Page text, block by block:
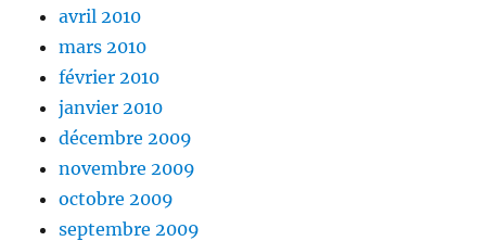
avril 2010
mars 2010
février 2010
janvier 2010
décembre 2009
novembre 2009
octobre 2009
septembre 2009